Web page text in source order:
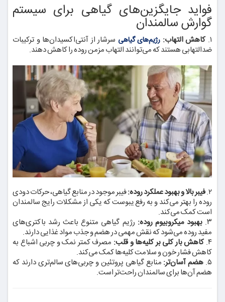
فواید جایگزین‌های گیاهی برای سیستم
گوارش سالمندان
۱. کاهش التهاب: رژیم‌های گیاهی سرشار از آنتی‌اکسیدان‌ها و ترکیبات
ضدالتهابی هستند که می‌توانند التهاب مزمن روده را کاهش دهند.
۲. فیبر بالا و بهبود عملکرد روده:فیبر موجود در منابع گیاهی، حرکات دودی
روده را بهتر می‌کند و به رفع یبوست که یکی از مشکلات رایج سالمندان
است کمک می‌کند.
۳. بهبود میکروبیوم روده: رژیم گیاهی متنوع باعث رشد باکتری‌های
مفید روده می‌شود که نقش مهمی در هضم و جذب مواد غذایی دارند.
۴. کاهش بار کلی بر کلیه‌ها و قلب: مصرف کمتر نمک و چربی اشباع به
کاهش فشار خون و سلامت کلیه‌ها کمک می‌کند.
۵. هضم آسان‌تر: منابع گیاهی پروتئین و چربی‌های سالم‌تری دارند که
هضم آن‌ها برای سالمندان راحت‌تر است.